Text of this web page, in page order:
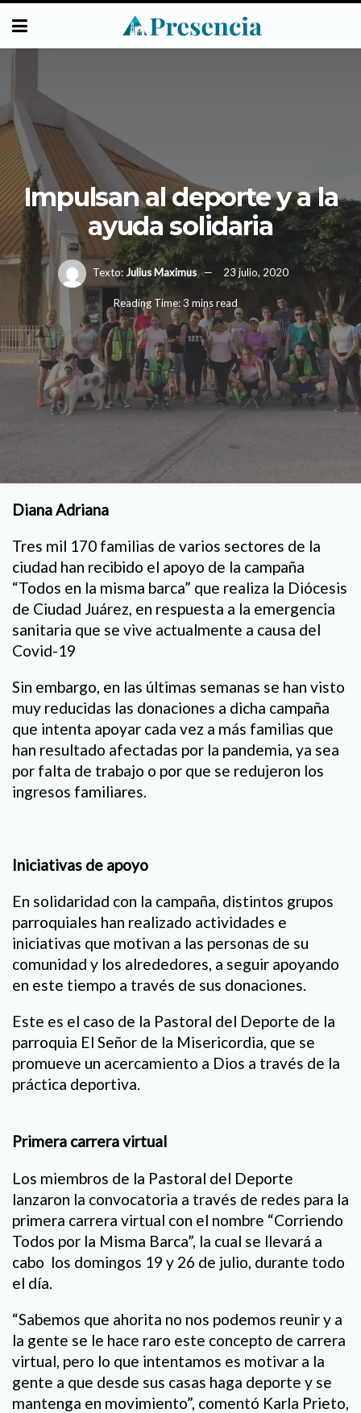
Impulsan al deporte y a la
ayuda solidaria
Texto: Julius Maximus 23 julio, 2020
Reading Time: 3 mins read
Diana Adriana
Tres mil 170 familias de varios sectores de la
ciudad han recibido el apoyo de la campaña
“Todos en la misma barca” que realiza la Diócesis
de Ciudad Juárez, en respuesta a la emergencia
sanitaria que se vive actualmente a causa del
Covid-19
Sin embargo, en las últimas semanas se han visto
muy reducidas las donaciones a dicha campaña
que intenta apoyar cada vez a más familias que
han resultado afectadas por la pandemia, ya sea
por falta de trabajo o por que se redujeron los
ingresos familiares.
Iniciativas de apoyo
En solidaridad con la campaña, distintos grupos
parroquiales han realizado actividades e
iniciativas que motivan a las personas de su
comunidad y los alrededores, a seguir apoyando
en este tiempo a través de sus donaciones.
Este es el caso de la Pastoral del Deporte de la
parroquia El Señor de la Misericordia, que se
promueve un acercamiento a Dios a través de la
práctica deportiva.
Primera carrera virtual
Los miembros de la Pastoral del Deporte
lanzaron la convocatoria a través de redes para la
primera carrera virtual con el nombre “Corriendo
Todos por la Misma Barca”, la cual se llevará a
cabo los domingos 19 y 26 de julio, durante todo
el día.
“Sabemos que ahorita no nos podemos reunir y a
la gente se le hace raro este concepto de carrera
virtual, pero lo que intentamos es motivar a la
gente a que desde sus casas haga deporte y se
mantenga en movimiento”, comentó Karla Prieto,